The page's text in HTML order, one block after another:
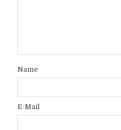
Name
E-Mail